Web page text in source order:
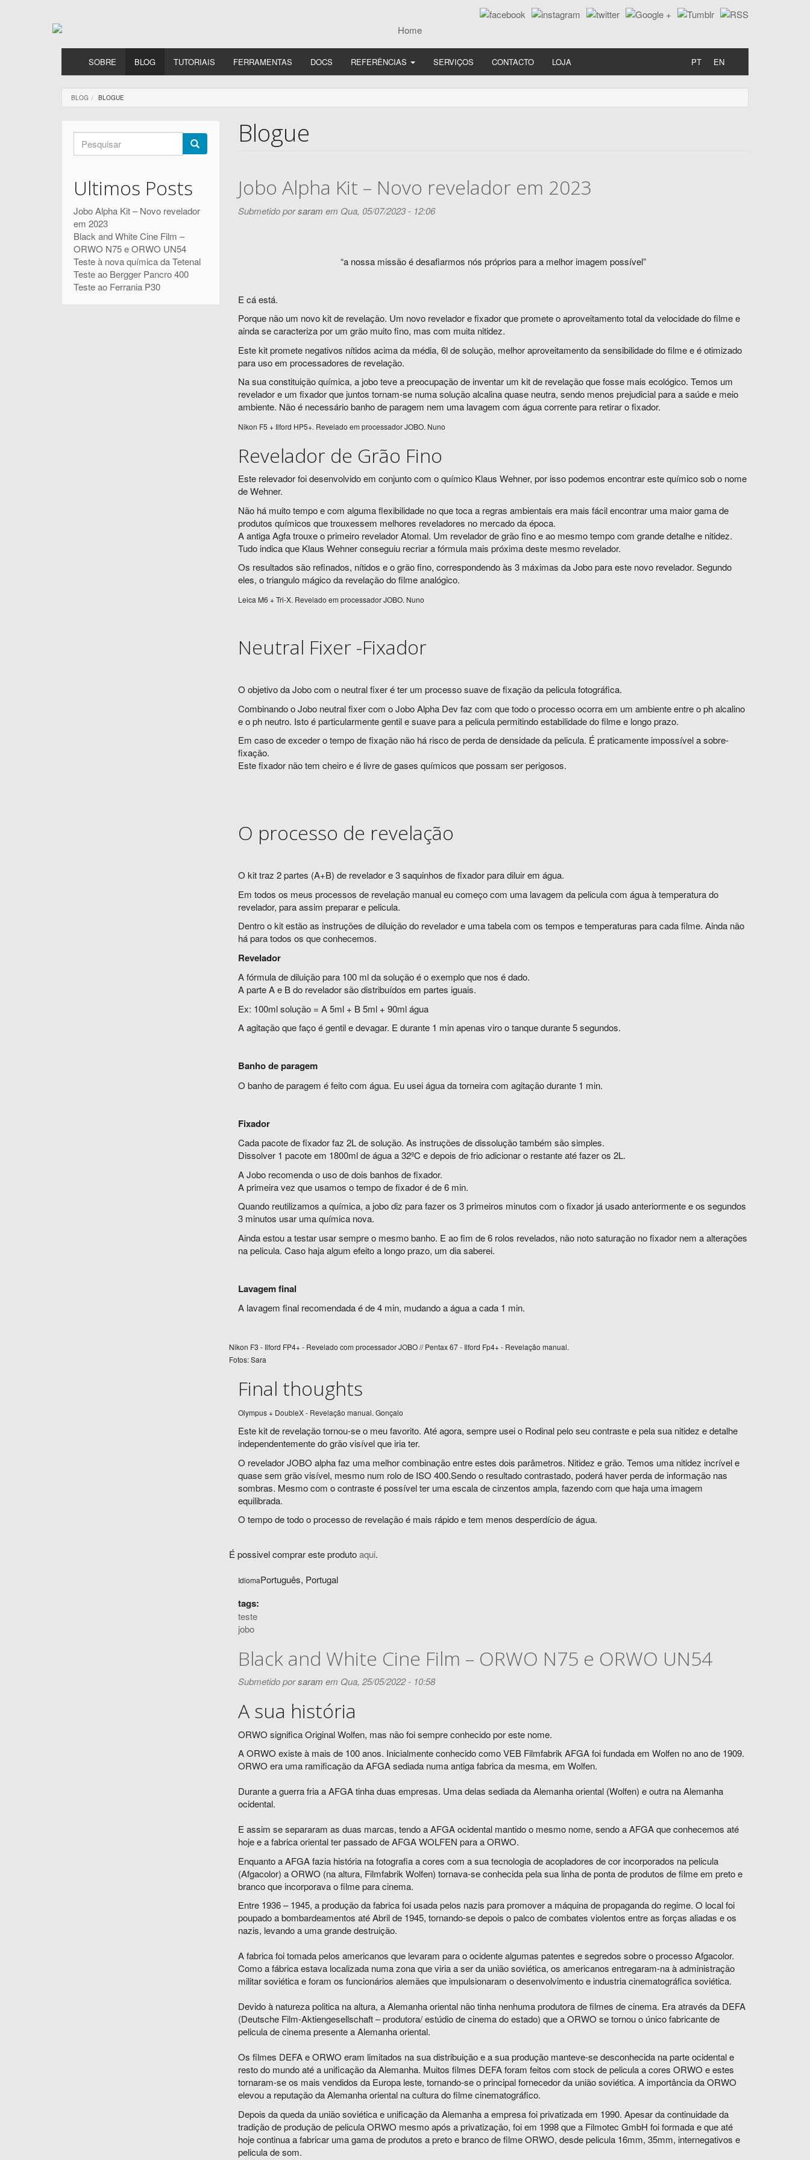
SOBRE BLOG TUTORIAIS FERRAMENTAS DOCS REFERÊNCIAS SERVIÇOS CONTACTO LOJA PT EN
BLOG BLOGUE
Formulário
de
pesquisa
Ultimos Posts
Jobo Alpha Kit – Novo revelador
em 2023
Black and White Cine Film –
ORWO N75 e ORWO UN54
Teste à nova química da Tetenal
Teste ao Bergger Pancro 400
Teste ao Ferrania P30
Blogue
Jobo Alpha Kit – Novo revelador em 2023
Submetido porsaram em Qua, 05/07/2023 - 12:06
“a nossa missão é desafiarmos nós próprios para a melhor imagem possível”
E cá está.
Porque não um novo kit de revelação. Um novo revelador e fixador que promete o aproveitamento total da velocidade do filme e
ainda se caracteriza por um grão muito fino, mas com muita nitidez.
Este kit promete negativos nítidos acima da média, 6l de solução, melhor aproveitamento da sensibilidade do filme e é otimizado
para uso em processadores de revelação.
Na sua constituição química, a jobo teve a preocupação de inventar um kit de revelação que fosse mais ecológico. Temos um
revelador e um fixador que juntos tornam-se numa solução alcalina quase neutra, sendo menos prejudicial para a saúde e meio
ambiente. Não é necessário banho de paragem nem uma lavagem com água corrente para retirar o fixador.
Nikon F5 + Ilford HP5+. Revelado em processador JOBO. Nuno
Revelador de Grão Fino
Este relevador foi desenvolvido em conjunto com o químico Klaus Wehner, por isso podemos encontrar este químico sob o nome
de Wehner.
Não há muito tempo e com alguma flexibilidade no que toca a regras ambientais era mais fácil encontrar uma maior gama de
produtos químicos que trouxessem melhores reveladores no mercado da época.
A antiga Agfa trouxe o primeiro revelador Atomal. Um revelador de grão fino e ao mesmo tempo com grande detalhe e nitidez.
Tudo indica que Klaus Wehner conseguiu recriar a fórmula mais próxima deste mesmo revelador.
Os resultados são refinados, nítidos e o grão fino, correspondendo às 3 máximas da Jobo para este novo revelador. Segundo
eles, o triangulo mágico da revelação do filme analógico.
Leica M6 + Tri-X. Revelado em processador JOBO. Nuno
Neutral Fixer -Fixador
O objetivo da Jobo com o neutral fixer é ter um processo suave de fixação da pelicula fotográfica.
Combinando o Jobo neutral fixer com o Jobo Alpha Dev faz com que todo o processo ocorra em um ambiente entre o ph alcalino
e o ph neutro. Isto é particularmente gentil e suave para a pelicula permitindo estabilidade do filme e longo prazo.
Em caso de exceder o tempo de fixação não há risco de perda de densidade da pelicula. É praticamente impossível a sobre-
fixação.
Este fixador não tem cheiro e é livre de gases químicos que possam ser perigosos.
O processo de revelação
O kit traz 2 partes (A+B) de revelador e 3 saquinhos de fixador para diluir em água.
Em todos os meus processos de revelação manual eu começo com uma lavagem da pelicula com água à temperatura do
revelador, para assim preparar e pelicula.
Dentro o kit estão as instruções de diluição do revelador e uma tabela com os tempos e temperaturas para cada filme. Ainda não
há para todos os que conhecemos.
Revelador
A fórmula de diluição para 100 ml da solução é o exemplo que nos é dado.
A parte A e B do revelador são distribuídos em partes iguais.
Ex: 100ml solução = A 5ml + B 5ml + 90ml água
A agitação que faço é gentil e devagar. E durante 1 min apenas viro o tanque durante 5 segundos.
Banho de paragem
O banho de paragem é feito com água. Eu usei água da torneira com agitação durante 1 min.
Fixador
Cada pacote de fixador faz 2L de solução. As instruções de dissolução também são simples.
Dissolver 1 pacote em 1800ml de água a 32ºC e depois de frio adicionar o restante até fazer os 2L.
A Jobo recomenda o uso de dois banhos de fixador.
A primeira vez que usamos o tempo de fixador é de 6 min.
Quando reutilizamos a química, a jobo diz para fazer os 3 primeiros minutos com o fixador já usado anteriormente e os segundos
3 minutos usar uma química nova.
Ainda estou a testar usar sempre o mesmo banho. E ao fim de 6 rolos revelados, não noto saturação no fixador nem a alterações
na pelicula. Caso haja algum efeito a longo prazo, um dia saberei.
Lavagem final
A lavagem final recomendada é de 4 min, mudando a água a cada 1 min.
Nikon F3 - Ilford FP4+ - Revelado com processador JOBO // Pentax 67 - Ilford Fp4+ - Revelação manual.
Fotos: Sara
Final thoughts
Olympus + DoubleX - Revelação manual. Gonçalo
Este kit de revelação tornou-se o meu favorito. Até agora, sempre usei o Rodinal pelo seu contraste e pela sua nitidez e detalhe
independentemente do grão visível que iria ter.
O revelador JOBO alpha faz uma melhor combinação entre estes dois parâmetros. Nitidez e grão. Temos uma nitidez incrível e
quase sem grão visível, mesmo num rolo de ISO 400.Sendo o resultado contrastado, poderá haver perda de informação nas
sombras. Mesmo com o contraste é possível ter uma escala de cinzentos ampla, fazendo com que haja uma imagem
equilibrada.
O tempo de todo o processo de revelação é mais rápido e tem menos desperdício de água.
É possivel comprar este produtoaqui.
IdiomaPortuguês, Portugal
tags:
teste
jobo
Black and White Cine Film – ORWO N75 e ORWO UN54
Submetido porsaram em Qua, 25/05/2022 - 10:58
A sua história
ORWO significa Original Wolfen, mas não foi sempre conhecido por este nome.
A ORWO existe à mais de 100 anos. Inicialmente conhecido como VEB Filmfabrik AFGA foi fundada em Wolfen no ano de 1909.
ORWO era uma ramificação da AFGA sediada numa antiga fabrica da mesma, em Wolfen.
Durante a guerra fria a AFGA tinha duas empresas. Uma delas sediada da Alemanha oriental (Wolfen) e outra na Alemanha
ocidental.
E assim se separaram as duas marcas, tendo a AFGA ocidental mantido o mesmo nome, sendo a AFGA que conhecemos até
hoje e a fabrica oriental ter passado de AFGA WOLFEN para a ORWO.
Enquanto a AFGA fazia história na fotografia a cores com a sua tecnologia de acopladores de cor incorporados na pelicula
(Afgacolor) a ORWO (na altura, Filmfabrik Wolfen) tornava-se conhecida pela sua linha de ponta de produtos de filme em preto e
branco que incorporava o filme para cinema.
Entre 1936 – 1945, a produção da fabrica foi usada pelos nazis para promover a máquina de propaganda do regime. O local foi
poupado a bombardeamentos até Abril de 1945, tornando-se depois o palco de combates violentos entre as forças aliadas e os
nazis, levando a uma grande destruição.
A fabrica foi tomada pelos americanos que levaram para o ocidente algumas patentes e segredos sobre o processo Afgacolor.
Como a fábrica estava localizada numa zona que viria a ser da união soviética, os americanos entregaram-na à administração
militar soviética e foram os funcionários alemães que impulsionaram o desenvolvimento e industria cinematográfica soviética.
Devido à natureza politica na altura, a Alemanha oriental não tinha nenhuma produtora de filmes de cinema. Era através da DEFA
(Deutsche Film-Aktiengesellschaft – produtora/ estúdio de cinema do estado) que a ORWO se tornou o único fabricante de
pelicula de cinema presente a Alemanha oriental.
Os filmes DEFA e ORWO eram limitados na sua distribuição e a sua produção manteve-se desconhecida na parte ocidental e
resto do mundo até a unificação da Alemanha. Muitos filmes DEFA foram feitos com stock de pelicula a cores ORWO e estes
tornaram-se os mais vendidos da Europa leste, tornando-se o principal fornecedor da união soviética. A importância da ORWO
elevou a reputação da Alemanha oriental na cultura do filme cinematográfico.
Depois da queda da união soviética e unificação da Alemanha a empresa foi privatizada em 1990. Apesar da continuidade da
tradição de produção de pelicula ORWO mesmo após a privatização, foi em 1998 que a Filmotec GmbH foi formada e que até
hoje continua a fabricar uma gama de produtos a preto e branco de filme ORWO, desde pelicula 16mm, 35mm, internegativos e
pelicula de som.